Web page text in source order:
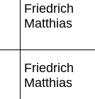
Friedrich
Matthias
Friedrich
Matthias